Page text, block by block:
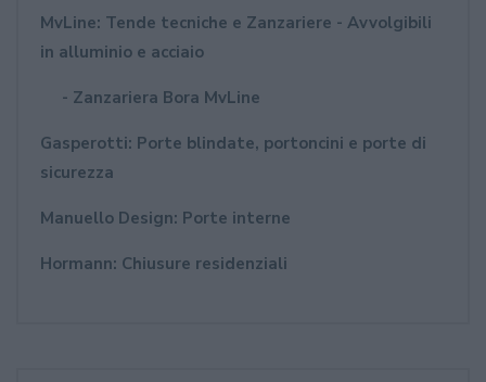
MvLine: Tende tecniche e Zanzariere - Avvolgibili
in alluminio e acciaio
- Zanzariera Bora MvLine
Gasperotti: Porte blindate, portoncini e porte di
sicurezza
Manuello Design: Porte interne
Hormann: Chiusure residenziali